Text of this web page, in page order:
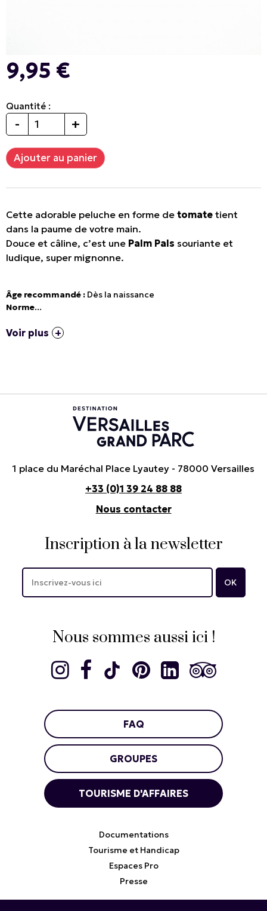
9,95 €
Quantité :
- +
Cette adorable peluche en forme de tomate tient
dans la paume de votre main.
Douce et câline, c’est une Palm Pals souriante et
ludique, super mignonne.
Âge recommandé : Dès la naissance
Norme...
Voir plus
1 place du Maréchal Place Lyautey - 78000 Versailles
+33 (0)1 39 24 88 88
Nous contacter
Inscription à la newsletter
Nous sommes aussi ici !
FAQ
GROUPES
TOURISME D'AFFAIRES
Documentations
Tourisme et Handicap
Espaces Pro
Presse